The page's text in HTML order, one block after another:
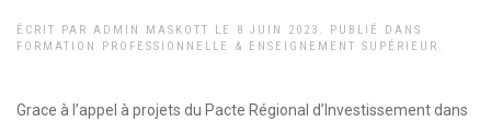
ÉCRIT PAR ADMIN MASKOTT LE 8 JUIN 2023 . PUBLIÉ DANS
FORMATION PROFESSIONNELLE & ENSEIGNEMENT SUPÉRIEUR .
Grace à l’appel à projets du Pacte Régional d’Investissement dans